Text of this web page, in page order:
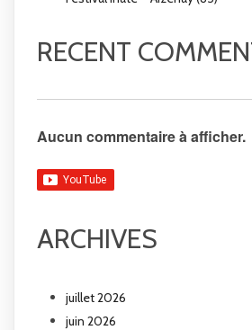
RECENT
Aucun commentaire à afficher.
ARCHIVES
juillet 2026
juin 2026